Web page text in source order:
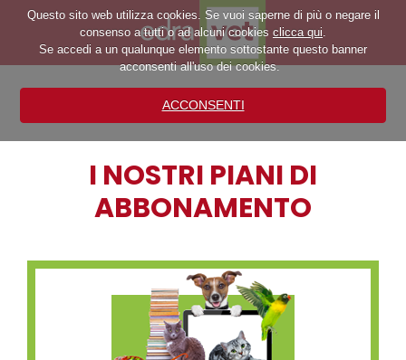
Questo sito web utilizza cookies. Se vuoi saperne di più o negare il
consenso a tutti o ad alcuni cookies clicca qui.
Se accedi a un qualunque elemento sottostante questo banner
acconsenti all'uso dei cookies.
ACCONSENTI
I NOSTRI PIANI DI
ABBONAMENTO